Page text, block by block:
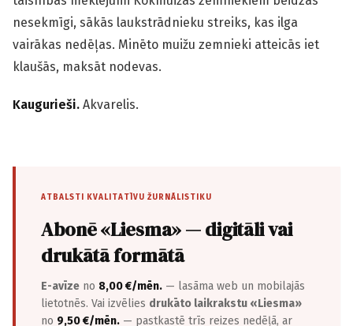
nesekmīgi, sākās laukstrādnieku streiks, kas ilga
vairākas nedēļas. Minēto muižu zemnieki atteicās iet
klaušās, maksāt nodevas.
Kaugurieši. Akvarelis.
ATBALSTI KVALITATĪVU ŽURNĀLISTIKU
Abonē «Liesma» — digitāli vai
drukātā formātā
E-avīze no 8,00 €/mēn. — lasāma web un mobilajās
lietotnēs. Vai izvēlies drukāto laikrakstu «Liesma»
no 9,50 €/mēn. — pastkastē trīs reizes nedēļā, ar